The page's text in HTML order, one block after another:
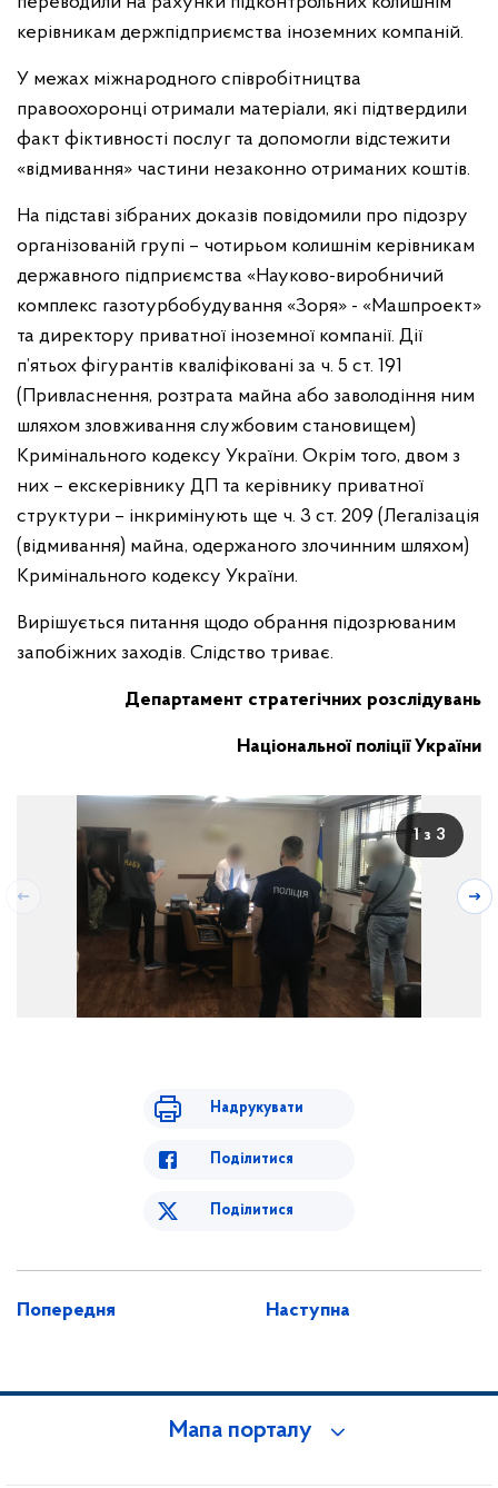
керівникам держпідприємства іноземних компаній.
У межах міжнародного співробітництва
правоохоронці отримали матеріали, які підтвердили
факт фіктивності послуг та допомогли відстежити
«відмивання» частини незаконно отриманих коштів.
На підставі зібраних доказів повідомили про підозру
організованій групі – чотирьом колишнім керівникам
державного підприємства «Науково-виробничий
комплекс газотурбобудування «Зоря» - «Машпроект»
та директору приватної іноземної компанії. Дії
п’ятьох фігурантів кваліфіковані за ч. 5 ст. 191
(Привласнення, розтрата майна або заволодіння ним
шляхом зловживання службовим становищем)
Кримінального кодексу України. Окрім того, двом з
них – екскерівнику ДП та керівнику приватної
структури – інкримінують ще ч. 3 ст. 209 (Легалізація
(відмивання) майна, одержаного злочинним шляхом)
Кримінального кодексу України.
Вирішується питання щодо обрання підозрюваним
запобіжних заходів. Слідство триває.
Департамент стратегічних розслідувань
Національної поліції України
1 з 3
Надрукувати
Поділитися
Поділитися
Попередня Наступна
Мапа порталу